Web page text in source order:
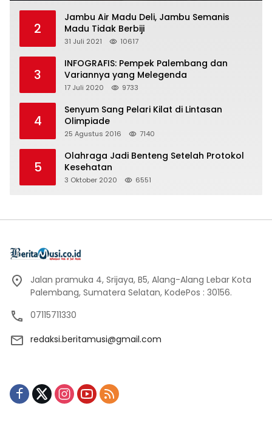
2
Jambu Air Madu Deli, Jambu Semanis
Madu Tidak Berbiji
31 Juli 2021 10617
3
INFOGRAFIS: Pempek Palembang dan
Variannya yang Melegenda
17 Juli 2020 9733
4
Senyum Sang Pelari Kilat di Lintasan
Olimpiade
25 Agustus 2016 7140
5
Olahraga Jadi Benteng Setelah Protokol
Kesehatan
3 Oktober 2020 6551
Jalan pramuka 4, Srijaya, B5, Alang-Alang Lebar Kota
Palembang, Sumatera Selatan, KodePos : 30156.
07115711330
redaksi.beritamusi@gmail.com